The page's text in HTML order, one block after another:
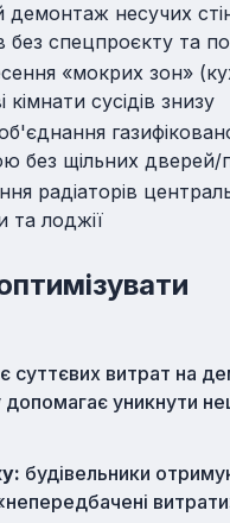
демонтаж несучих
без спецпроєкту та
«мокрих зон»
кімнати сусідів знизу
без щільних дверей/
радіаторів
та лоджії
суттєвих витрат на
уникнути
будівельники